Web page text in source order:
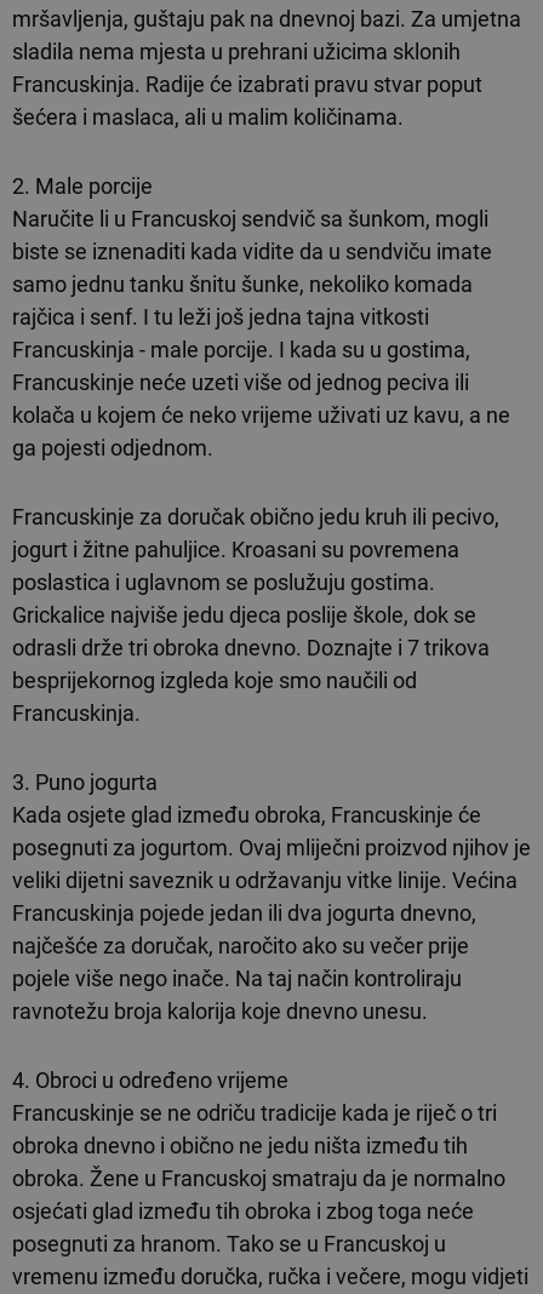
mršavljenja, guštaju pak na dnevnoj bazi. Za umjetna
sladila nema mjesta u prehrani užicima sklonih
Francuskinja. Radije će izabrati pravu stvar poput
šećera i maslaca, ali u malim količinama.
2. Male porcije
Naručite li u Francuskoj sendvič sa šunkom, mogli
biste se iznenaditi kada vidite da u sendviču imate
samo jednu tanku šnitu šunke, nekoliko komada
rajčica i senf. I tu leži još jedna tajna vitkosti
Francuskinja - male porcije. I kada su u gostima,
Francuskinje neće uzeti više od jednog peciva ili
kolača u kojem će neko vrijeme uživati uz kavu, a ne
ga pojesti odjednom.
Francuskinje za doručak obično jedu kruh ili pecivo,
jogurt i žitne pahuljice. Kroasani su povremena
poslastica i uglavnom se poslužuju gostima.
Grickalice najviše jedu djeca poslije škole, dok se
odrasli drže tri obroka dnevno. Doznajte i 7 trikova
besprijekornog izgleda koje smo naučili od
Francuskinja.
3. Puno jogurta
Kada osjete glad između obroka, Francuskinje će
posegnuti za jogurtom. Ovaj mliječni proizvod njihov je
veliki dijetni saveznik u održavanju vitke linije. Većina
Francuskinja pojede jedan ili dva jogurta dnevno,
najčešće za doručak, naročito ako su večer prije
pojele više nego inače. Na taj način kontroliraju
ravnotežu broja kalorija koje dnevno unesu.
4. Obroci u određeno vrijeme
Francuskinje se ne odriču tradicije kada je riječ o tri
obroka dnevno i obično ne jedu ništa između tih
obroka. Žene u Francuskoj smatraju da je normalno
osjećati glad između tih obroka i zbog toga neće
posegnuti za hranom. Tako se u Francuskoj u
vremenu između doručka, ručka i večere, mogu vidjeti